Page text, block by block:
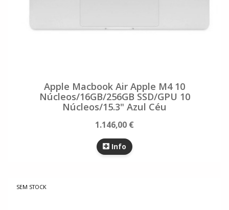
Apple Macbook Air Apple M4 10
Núcleos/16GB/256GB SSD/GPU 10
Núcleos/15.3" Azul Céu
1.146,00 €
Info
SEM STOCK